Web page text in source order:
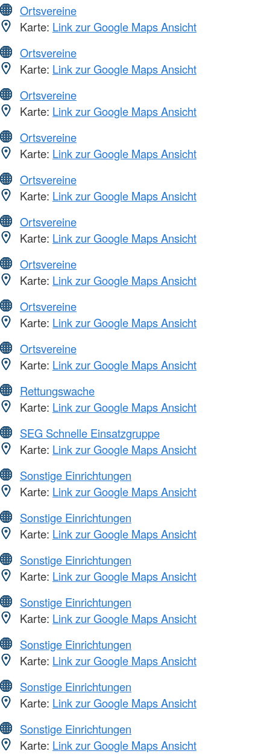
Ortsvereine
Karte: Link zur Google Maps Ansicht
Ortsvereine
Karte: Link zur Google Maps Ansicht
Ortsvereine
Karte: Link zur Google Maps Ansicht
Ortsvereine
Karte: Link zur Google Maps Ansicht
Ortsvereine
Karte: Link zur Google Maps Ansicht
Ortsvereine
Karte: Link zur Google Maps Ansicht
Ortsvereine
Karte: Link zur Google Maps Ansicht
Ortsvereine
Karte: Link zur Google Maps Ansicht
Ortsvereine
Karte: Link zur Google Maps Ansicht
Rettungswache
Karte: Link zur Google Maps Ansicht
SEG Schnelle Einsatzgruppe
Karte: Link zur Google Maps Ansicht
Sonstige Einrichtungen
Karte: Link zur Google Maps Ansicht
Sonstige Einrichtungen
Karte: Link zur Google Maps Ansicht
Sonstige Einrichtungen
Karte: Link zur Google Maps Ansicht
Sonstige Einrichtungen
Karte: Link zur Google Maps Ansicht
Sonstige Einrichtungen
Karte: Link zur Google Maps Ansicht
Sonstige Einrichtungen
Karte: Link zur Google Maps Ansicht
Sonstige Einrichtungen
Karte: Link zur Google Maps Ansicht